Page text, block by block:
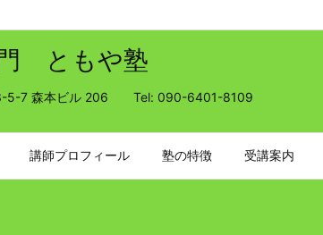
ともや塾
3-5-7 森本ビル 206 Tel: 090-6401-8109
講師プロフィール 塾の特徴 受講案内